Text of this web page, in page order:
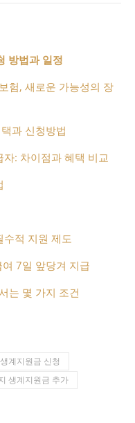
방법과 일정
험, 새로운 가능성의 장
과 신청방법
: 차이점과 혜택 비교
수적 지원 제도
7일 앞당겨 지급
는 몇 가지 조건
계지원금 신청
생계지원금 추가